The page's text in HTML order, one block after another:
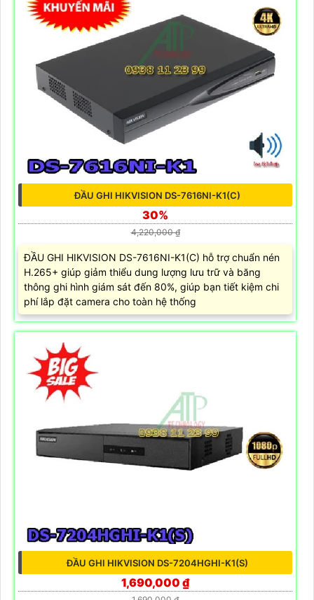
ĐẦU GHI HIKVISION DS-7616NI-K1(C)
30%
4,220,000 ₫
ĐẦU GHI HIKVISION DS-7616NI-K1(C) hỗ trợ chuẩn nén
H.265+ giúp giảm thiểu dung lượng lưu trữ và băng
thông ghi hình giám sát đến 80%, giúp bạn tiết kiệm chi
phí lắp đặt camera cho toàn hệ thống
ĐẦU GHI HIKVISION DS-7204HGHI-K1(S)
1,690,000 ₫